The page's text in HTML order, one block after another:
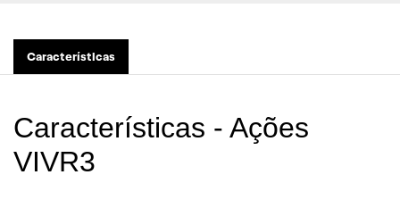
Características
Características - Ações
VIVR3